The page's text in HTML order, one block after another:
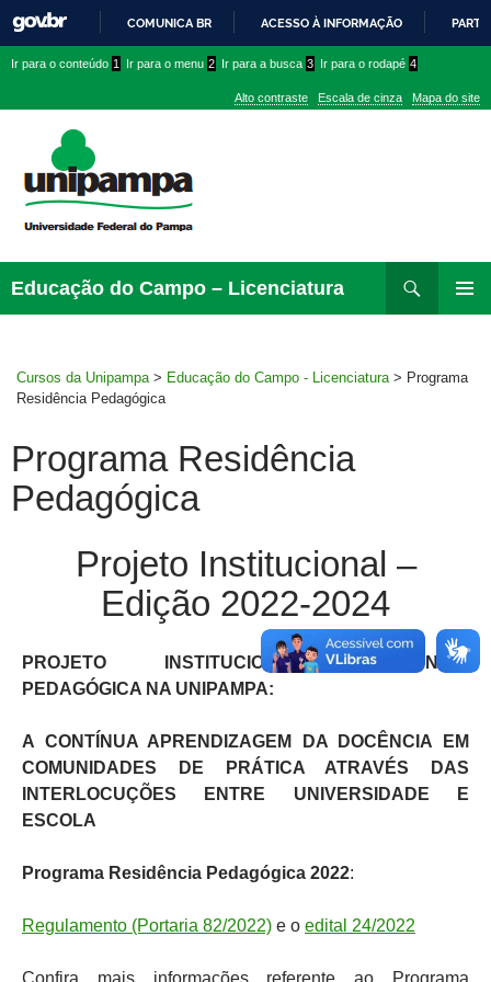
PARA
CONTEÚDO
COMUNICA BR ACESSO À INFORMAÇÃO
conteúdo
menu
superior
menu
Ir para o conteúdo 1 Ir para o menu 2 Ir para a busca 3 Ir para o rodapé 4
Alto contraste Escala de cinza Mapa do site
Educação do Campo – Licenciatura
para
Cursos da Unipampa > Educação do Campo - Licenciatura > Programa
Residência Pedagógica
Programa Residência
Pedagógica
Projeto Institucional –
Edição 2022-2024
PROJETO INSTITUCIONAL RESIDÊNCIA
PEDAGÓGICA NA UNIPAMPA:
A CONTÍNUA APRENDIZAGEM DA DOCÊNCIA EM
COMUNIDADES DE PRÁTICA ATRAVÉS DAS
INTERLOCUÇÕES ENTRE UNIVERSIDADE E
ESCOLA
Programa Residência Pedagógica 2022:
Regulamento (Portaria 82/2022) e o edital 24/2022
Confira mais informações referente ao Programa